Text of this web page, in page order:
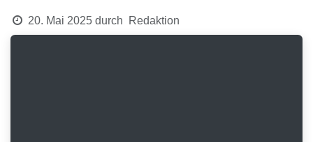
20. Mai 2025 durch Redaktion